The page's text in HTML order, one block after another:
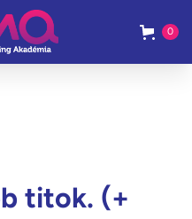
0
titok. (+